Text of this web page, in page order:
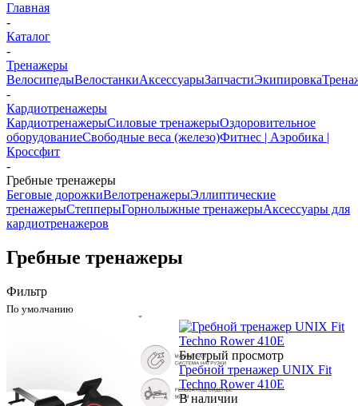
Главная
-
Каталог
-
Тренажеры
ВелосипедыВелостанкиАксессуарыЗапчастиЭкипировка
-
Кардиотренажеры
КардиотренажерыСиловые тренажерыОздоровительное
оборудованиеСвободные веса (железо)Фитнес | Аэробика |
Кроссфит
-
Гребные тренажеры
Беговые дорожкиВелотренажерыЭллиптические
тренажерыСтепперыГорнолыжные тренажерыАксессуары для
кардиотренажеров
Гребные тренажеры
Фильтр
По умолчанию
Быстрый просмотр
Гребной тренажер UNIX Fit
Techno Rower 410E
В наличии